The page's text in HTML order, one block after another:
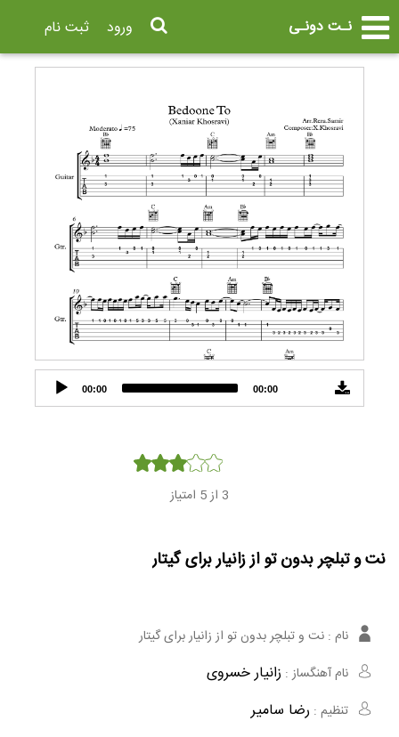
نـت دونـی ثبت نام ورود
Audio
Player
00:00 00:00
3 از 5 امتیاز
نت و تبلچر بدون تو از زانیار برای گیتار
نام : نت و تبلچر بدون تو از زانیار برای گیتار
نام آهنگساز : زانیار خسروی
تنظیم : رضا سامیر